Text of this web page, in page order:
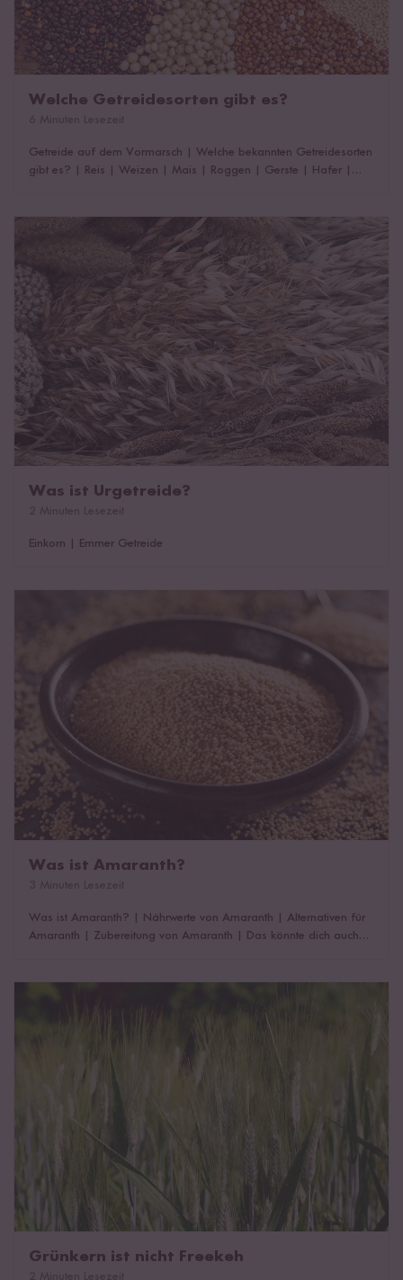
Welche Getreidesorten gibt es?
Getreide auf dem Vormarsch | Welche bekannten Getreidesorten
gibt es? | Reis | Weizen | Mais | Roggen | Gerste | Hafer |
Was ist Urgetreide?
Einkorn Emmer Getreide
Was ist Amaranth?
Was ist Amaranth? | Nährwerte von Amaranth | Alternativen für
Amaranth | Zubereitung von Amaranth | Das könnte dich auch
Grünkern ist nicht Freekeh